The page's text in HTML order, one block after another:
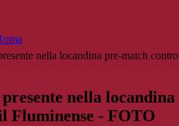
nella locandina pre-match contro
nella locandina
Fluminense - FOTO